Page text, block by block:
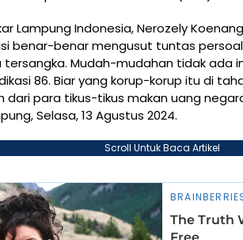
Lampung Indonesia, Nerozely
benar-benar mengusut tuntas
Mudah-mudahan tidak ada
86. Biar yang korup-korup itu di
dari para tikus-tikus makan uang
Selasa, 13 Agustus 2024.
Scroll Untuk Baca Artikel